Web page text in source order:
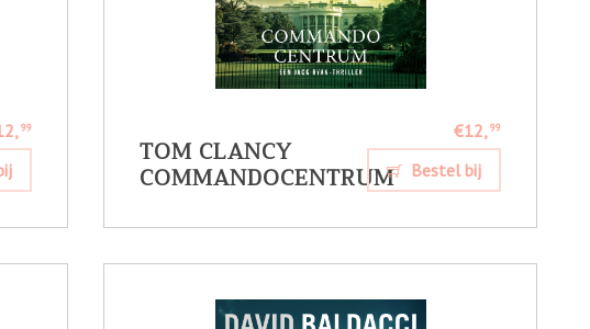
99
TOM CLANCY
COMMANDOCENTRUM
€12,99
Bestel bij